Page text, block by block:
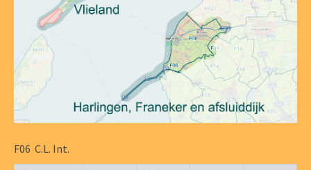
F06 C.L. Int.